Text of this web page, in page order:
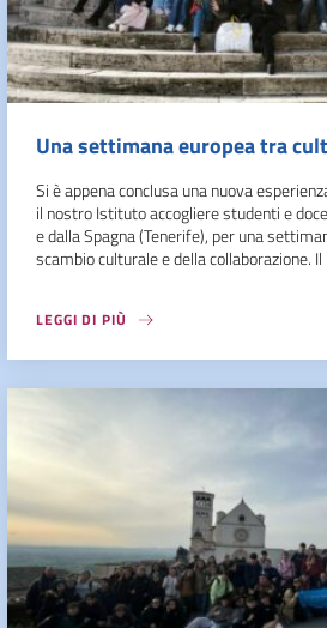
Una settimana europea tra
Si è appena conclusa una nuova
il nostro Istituto accogliere studenti e
e dalla Spagna (Tenerife), per una
scambio culturale e della collaborazione.
LEGGI DI PIÙ